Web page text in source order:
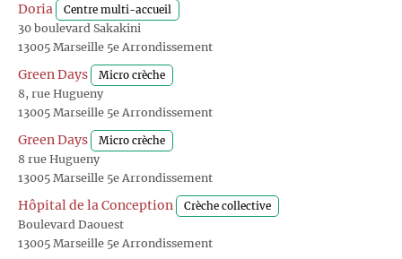
Doria Centre multi-accueil
30 boulevard Sakakini
13005 Marseille 5e Arrondissement
Green Days Micro crèche
8, rue Hugueny
13005 Marseille 5e Arrondissement
Green Days Micro crèche
8 rue Hugueny
13005 Marseille 5e Arrondissement
Hôpital de la Conception Crèche collective
Boulevard Daouest
13005 Marseille 5e Arrondissement